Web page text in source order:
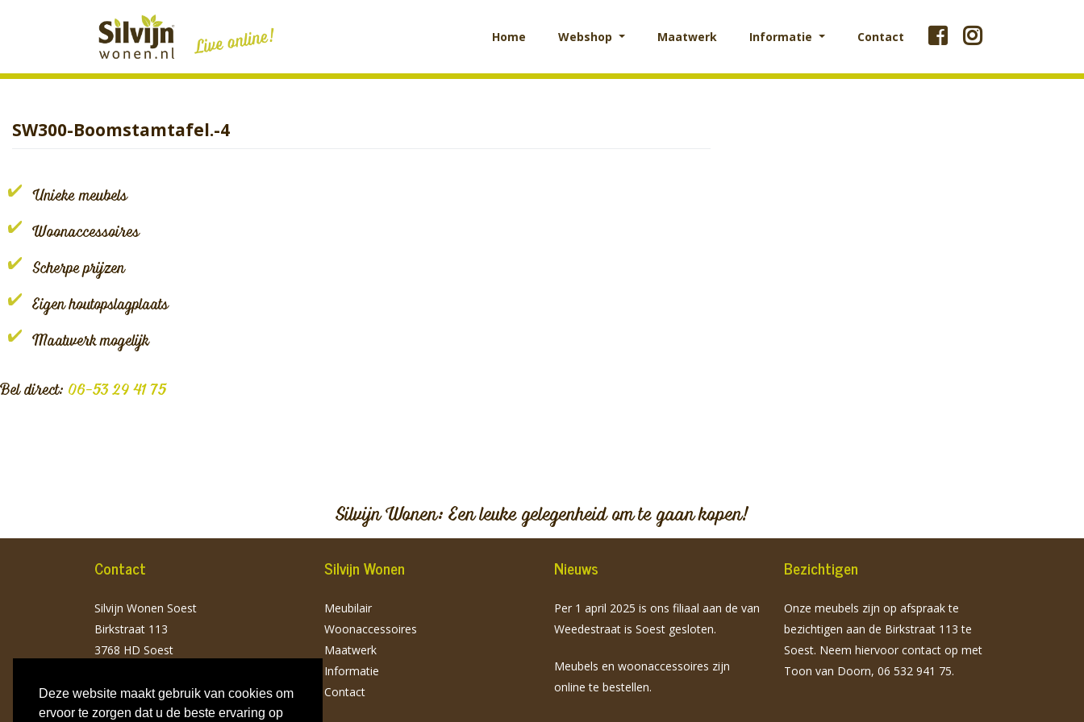
Deze website maakt gebruik van cookies om
ervoor te zorgen dat u de beste ervaring op
Home Webshop Maatwerk Informatie Contact
SW300-Boomstamtafel.-4
Unieke meubels
Woonaccessoires
Scherpe prijzen
Eigen houtopslagplaats
Maatwerk mogelijk
Bel direct: 06-53 29 41 75
Silvijn Wonen: Een leuke gelegenheid om te gaan kopen!
Contact
Silvijn Wonen Soest
Birkstraat 113
3768 HD Soest
info@silvijnwonen.nl
Silvijn Wonen
Meubilair
Woonaccessoires
Maatwerk
Informatie
Contact
Nieuws
Per 1 april 2025 is ons filiaal aan de van
Weedestraat is Soest gesloten.
Meubels en woonaccessoires zijn
online te bestellen.
Bezichtigen
Onze meubels zijn op afspraak te
bezichtigen aan de Birkstraat 113 te
Soest. Neem hiervoor contact op met
Toon van Doorn, 06 532 941 75.